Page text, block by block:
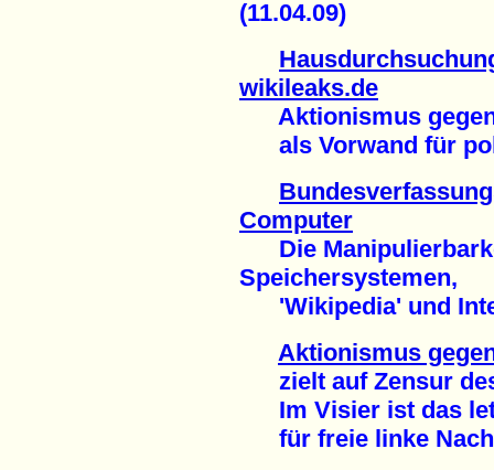
(11.04.09)
wikileaks.de
Aktionismus
als Vorwand für
Computer
Die
Speichersystemen,
'Wikipedia' und
Aktionismus
zielt auf Zensur
Im Visier ist das
für freie linke